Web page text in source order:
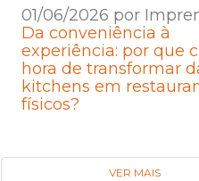
01/06/2026 por
Da conveniência à
experiência: por que
hora de transformar
kitchens em
físicos?
VER MAIS